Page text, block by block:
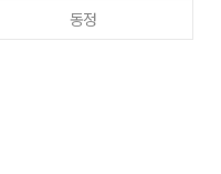
동정